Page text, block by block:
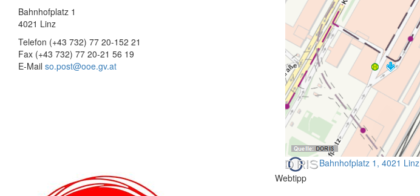
Bahnhofplatz 1
4021 Linz
Telefon (+43 732) 77 20-152 21
Fax (+43 732) 77 20-21 56 19
E-Mail so.post@ooe.gv.at
Bahnhofplatz 1, 4021 Linz
Webtipp